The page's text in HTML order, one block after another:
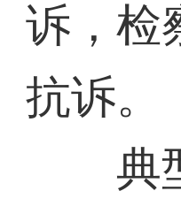
诉，检
抗诉。
典型